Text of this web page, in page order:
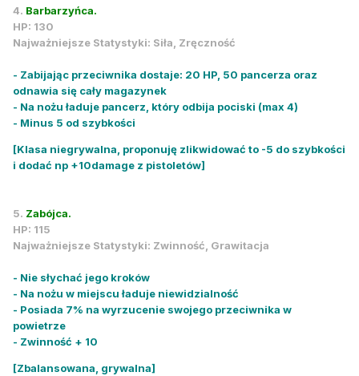
4. Barbarzyńca.
HP: 130
Najważniejsze Statystyki: Siła, Zręczność
- Zabijając przeciwnika dostaje: 20 HP, 50 pancerza oraz
odnawia się cały magazynek
- Na nożu ładuje pancerz, który odbija pociski (max 4)
- Minus 5 od szybkości
[Klasa niegrywalna, proponuję zlikwidować to -5 do szybkości
i dodać np +10damage z pistoletów]
5. Zabójca.
HP: 115
Najważniejsze Statystyki: Zwinność, Grawitacja
- Nie słychać jego kroków
- Na nożu w miejscu ładuje niewidzialność
- Posiada 7% na wyrzucenie swojego przeciwnika w
powietrze
- Zwinność + 10
[Zbalansowana, grywalna]